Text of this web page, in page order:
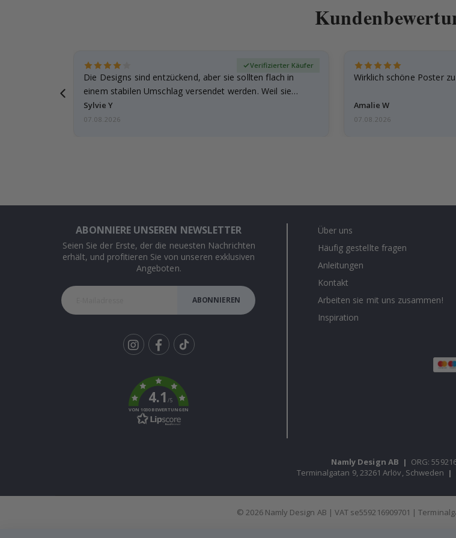
Die Designs sind entzückend, aber sie sollten flach in
einem stabilen Umschlag versendet werden. Weil sie…
Sylvie Y
Verifizierter Käufer
07.08.2026
Wirklich schöne Poster
Amalie W
07.08.2026
ABONNIERE UNSEREN NEWSLETTER
Seien Sie der Erste, der die neuesten Nachrichten
erhält, und profitieren Sie von unseren exklusiven
Angeboten.
ABONNIEREN
k
4.1/5
VON 1030 BEWERTUNGEN
Über uns
Häufig gestellte fragen
Anleitungen
Kontakt
Arbeiten sie mit uns zusammen!
Inspiration
Namly Design AB | ORG:
Terminalgatan 9, 23261 Arlöv, Schweden |
© 2026 Namly Design AB | VAT se559216909701 |